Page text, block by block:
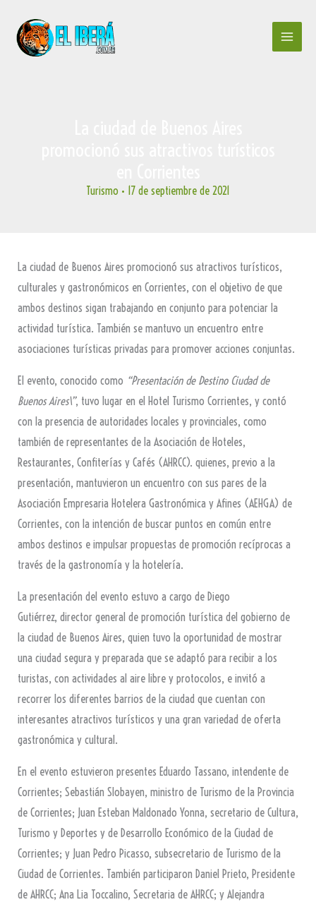
contenido
Turismo • 17 de septiembre de 2021
La ciudad de Buenos Aires promocionó sus atractivos turísticos,
culturales y gastronómicos en Corrientes, con el objetivo de que
ambos destinos sigan trabajando en conjunto para potenciar la
actividad turística. También se mantuvo un encuentro entre
asociaciones turísticas privadas para promover acciones conjuntas.
El evento, conocido como “Presentación de Destino Ciudad de
Buenos Aires\”, tuvo lugar en el Hotel Turismo Corrientes, y contó
con la presencia de autoridades locales y provinciales, como
también de representantes de la Asociación de Hoteles,
Restaurantes, Confiterías y Cafés (AHRCC). quienes, previo a la
presentación, mantuvieron un encuentro con sus pares de la
Asociación Empresaria Hotelera Gastronómica y Afines (AEHGA) de
Corrientes, con la intención de buscar puntos en común entre
ambos destinos e impulsar propuestas de promoción recíprocas a
través de la gastronomía y la hotelería.
La presentación del evento estuvo a cargo de Diego
Gutiérrez, director general de promoción turística del gobierno de
la ciudad de Buenos Aires, quien tuvo la oportunidad de mostrar
una ciudad segura y preparada que se adaptó para recibir a los
turistas, con actividades al aire libre y protocolos, e invitó a
recorrer los diferentes barrios de la ciudad que cuentan con
interesantes atractivos turísticos y una gran variedad de oferta
gastronómica y cultural.
En el evento estuvieron presentes Eduardo Tassano, intendente de
Corrientes; Sebastián Slobayen, ministro de Turismo de la Provincia
de Corrientes; Juan Esteban Maldonado Yonna, secretario de Cultura,
Turismo y Deportes y de Desarrollo Económico de la Ciudad de
Corrientes; y Juan Pedro Picasso, subsecretario de Turismo de la
Ciudad de Corrientes. También participaron Daniel Prieto, Presidente
de AHRCC; Ana Lia Toccalino, Secretaria de AHRCC; y Alejandra